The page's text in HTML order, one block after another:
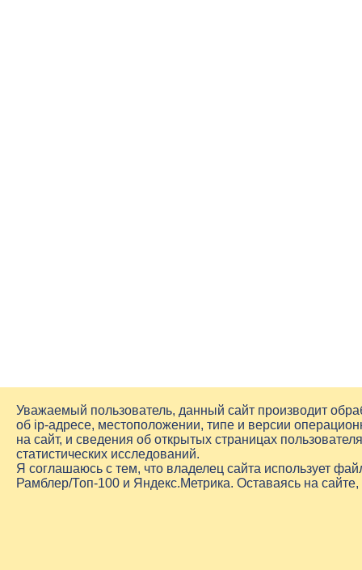
Уважаемый пользователь, данный сайт производит
об ip-адресе, местоположении, типе и версии
на сайт, и сведения об открытых страницах
статистических исследований.
Я соглашаюсь с тем, что владелец сайта использует
Рамблер/Топ-100 и Яндекс.Метрика. Оставаясь на